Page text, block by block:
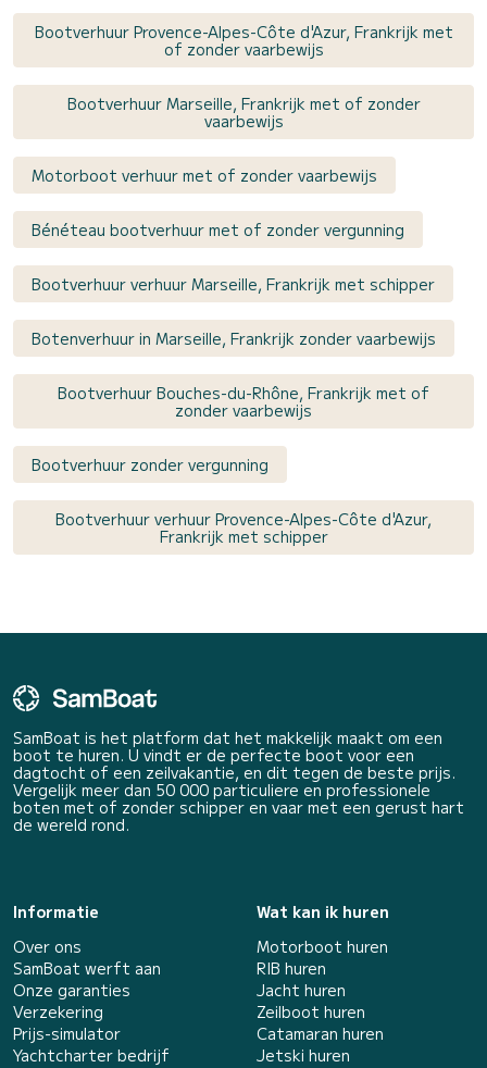
Bootverhuur Provence-Alpes-Côte d'Azur, Frankrijk met
of zonder vaarbewijs
Bootverhuur Marseille, Frankrijk met of zonder
vaarbewijs
Motorboot verhuur met of zonder vaarbewijs
Bénéteau bootverhuur met of zonder vergunning
Bootverhuur verhuur Marseille, Frankrijk met schipper
Botenverhuur in Marseille, Frankrijk zonder vaarbewijs
Bootverhuur Bouches-du-Rhône, Frankrijk met of
zonder vaarbewijs
Bootverhuur zonder vergunning
Bootverhuur verhuur Provence-Alpes-Côte d'Azur,
Frankrijk met schipper
SamBoat is het platform dat het makkelijk maakt om een
boot te huren. U vindt er de perfecte boot voor een
dagtocht of een zeilvakantie, en dit tegen de beste prijs.
Vergelijk meer dan 50 000 particuliere en professionele
boten met of zonder schipper en vaar met een gerust hart
de wereld rond.
Informatie
Over ons
SamBoat werft aan
Onze garanties
Verzekering
Prijs-simulator
Yachtcharter bedrijf
Wat kan ik huren
Motorboot huren
RIB huren
Jacht huren
Zeilboot huren
Catamaran huren
Jetski huren